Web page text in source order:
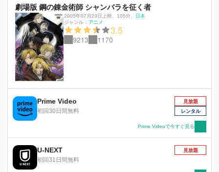
劇場版 鋼の錬金術師 シャンバラを征く者
2005年07月23日上映 105分
日本
ジャンル： アニメ
3.5
9213 1170
Prime Video
初回30日間無料
見放題
レンタル
Prime Videoで今すぐ見る
U-NEXT
初回31日間無料
見放題